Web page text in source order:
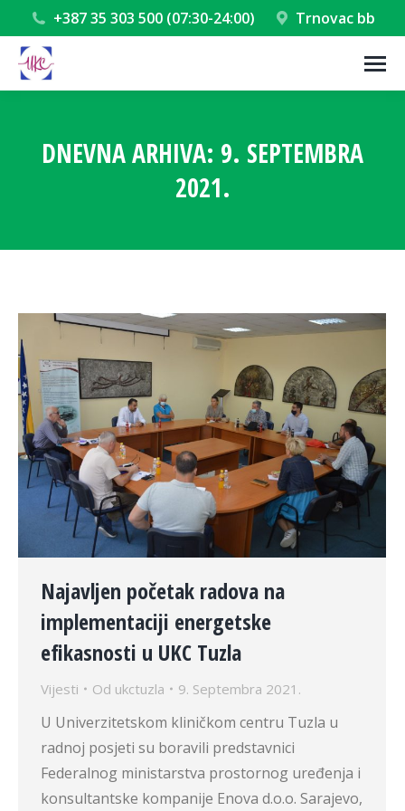
+387 35 303 500 (07:30-24:00) Trnovac bb
DNEVNA ARHIVA: 9. SEPTEMBRA
2021.
Najavljen početak radova na
implementaciji energetske
efikasnosti u UKC Tuzla
Vijesti Od ukctuzla 9. Septembra 2021.
U Univerzitetskom kliničkom centru Tuzla u
radnoj posjeti su boravili predstavnici
Federalnog ministarstva prostornog uređenja i
konsultantske kompanije Enova d.o.o. Sarajevo,